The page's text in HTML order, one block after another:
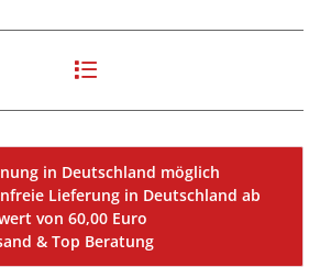
in Deutschland möglich
Lieferung in Deutschland ab
von 60,00 Euro
& Top Beratung